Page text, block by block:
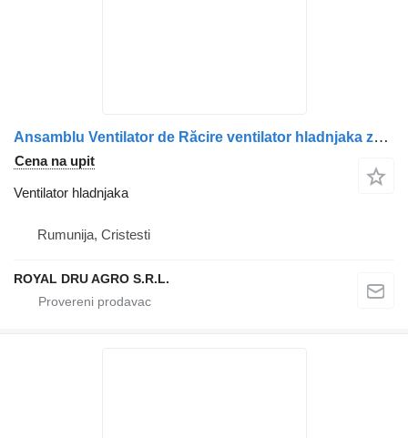
Ansamblu Ventilator de Răcire ventilator hladnjaka za Mercedes-Benz Benz, Cod A4712050606 kamiona
Cena na upit
Ventilator hladnjaka
Rumunija, Cristesti
ROYAL DRU AGRO S.R.L.